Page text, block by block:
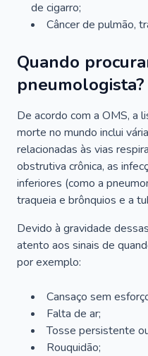
de cigarro;
Câncer de pulmão,
Quando
pneumologista?
De acordo com a OMS, a
morte no mundo inclui
relacionadas às vias
obstrutiva crônica, as
inferiores (como a
traqueia e brônquios e a
Devido à gravidade
atento aos sinais de
por exemplo:
Cansaço sem
Falta de ar;
Tosse persistente
Rouquidão;